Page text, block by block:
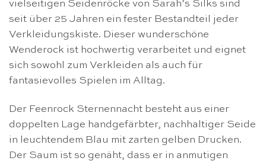
vielseitigen Seidenröcke von Sarah’s Silks sind
seit über 25 Jahren ein fester Bestandteil jeder
Verkleidungskiste. Dieser wunderschöne
Wenderock ist hochwertig verarbeitet und eignet
sich sowohl zum Verkleiden als auch für
fantasievolles Spielen im Alltag.
Der Feenrock Sternennacht besteht aus einer
doppelten Lage handgefärbter, nachhaltiger Seide
in leuchtendem Blau mit zarten gelben Drucken.
Der Saum ist so genäht, dass er in anmutigen